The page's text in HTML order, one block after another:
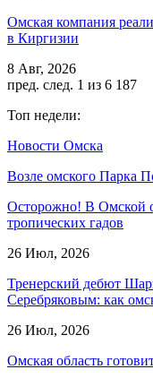
Омская компания
в Киргизии
8 Авг, 2026
пред. след. 1 из 6 187
Топ недели:
Новости Омска
Возле омского Парка
Осторожно! В Омской
тропических гадов
26 Июл, 2026
Тренерский дебют
Серебряковым: как
26 Июл, 2026
Омская область